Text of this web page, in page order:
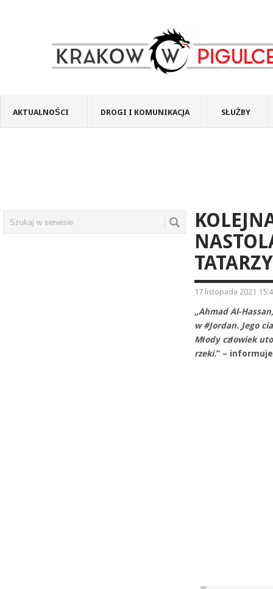
AKTUALNOŚCI DROGI I KOMUNIKACJA SŁUŻBY
TATARZY
17 listopada 2021
„Ahmad Al-
w #Jordan. Jego
Młody człowiek
rzeki.” – informuje